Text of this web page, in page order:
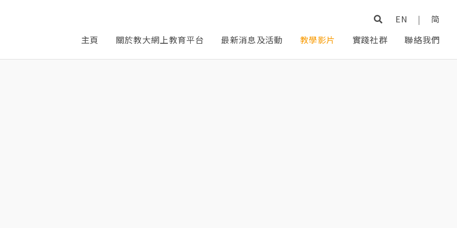
EN |
简
主頁
關於教大網上教育平台 最新消息及活動 教學影片 實踐社群 聯絡我們